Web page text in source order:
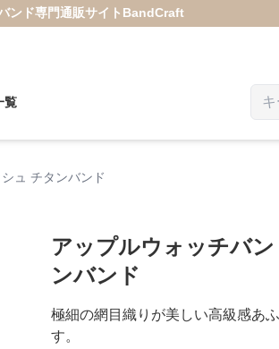
ンド専門通販サイト BandCraft
覧
ュ チタンバンド
アップルウォッチバ
ンバンド
極細の網目織りが美しい高級感あ
す。